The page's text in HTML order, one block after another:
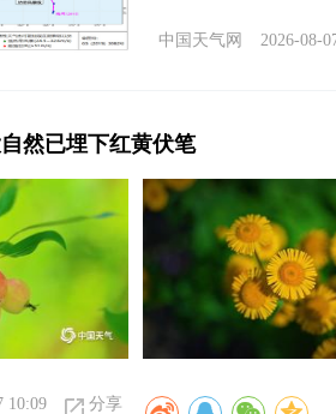
中国天气网 2026-08-
然已埋下红黄伏笔
10:09 分享